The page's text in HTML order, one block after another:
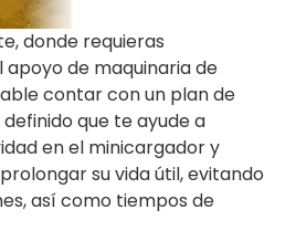
donde requieras
de maquinaria de
contar con un plan de
que te ayude a
en el minicargador y
su vida útil, evitando
así como tiempos de